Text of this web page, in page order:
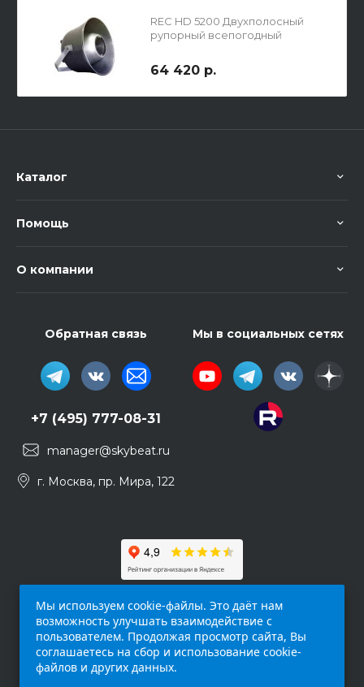
REC HD 5200 Двухполосный
рупорный всепогодный
64 420 р.
Каталог
Помощь
О компании
Обратная связь
+7 (495) 777-08-31
manager@skybeat.ru
г. Москва, пр. Мира, 122
Мы в социальных сетях
Мы используем cookie-файлы. Это даёт нам
возможность улучшать взаимодействие с
пользователем. Продолжая просмотр сайта, Вы
соглашаетесь на сбор и использование cookie-
файлов и других данных.